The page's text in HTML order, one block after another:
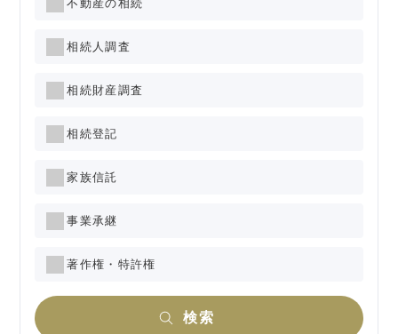
不動産の相続
相続人調査
相続財産調査
相続登記
家族信託
事業承継
著作権・特許権
検索